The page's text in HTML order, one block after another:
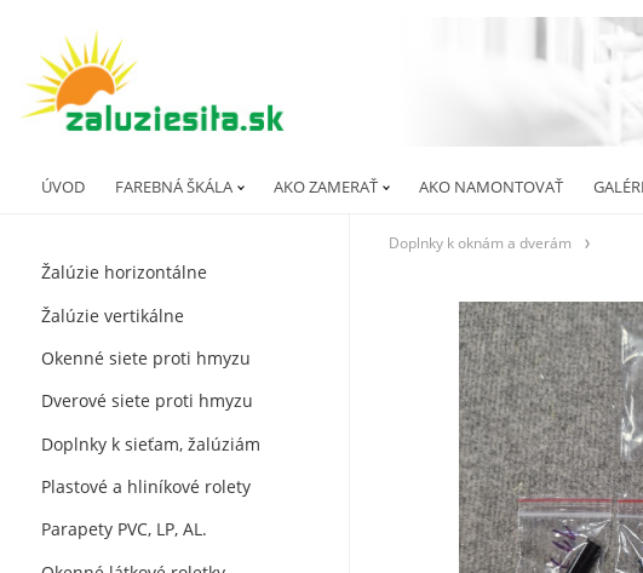
ÚVOD FAREBNÁ ŠKÁLA AKO ZAMERAŤ AKO NAMONTOVAŤ
Žalúzie horizontálne
Žalúzie vertikálne
Okenné siete proti hmyzu
Dverové siete proti hmyzu
Doplnky k sieťam, žalúziám
Plastové a hliníkové rolety
Parapety PVC, LP, AL.
Doplnky k oknám a dverám